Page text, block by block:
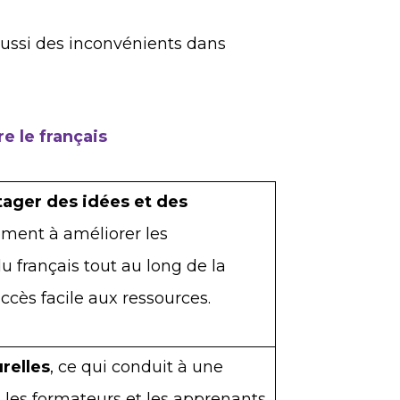
des inconvénients dans
le français
des idées et des
à améliorer les
français tout au long de la
facile aux ressources.
, ce qui conduit à une